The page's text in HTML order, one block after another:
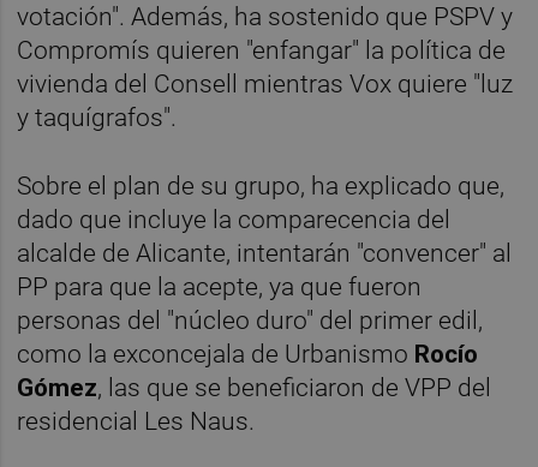
votación". Además, ha sostenido que PSPV y
Compromís quieren "enfangar" la política de
vivienda del Consell mientras Vox quiere "luz
y taquígrafos".
Sobre el plan de su grupo, ha explicado que,
dado que incluye la comparecencia del
alcalde de Alicante, intentarán "convencer" al
PP para que la acepte, ya que fueron
personas del "núcleo duro" del primer edil,
como la exconcejala de Urbanismo Rocío
Gómez, las que se beneficiaron de VPP del
residencial Les Naus.